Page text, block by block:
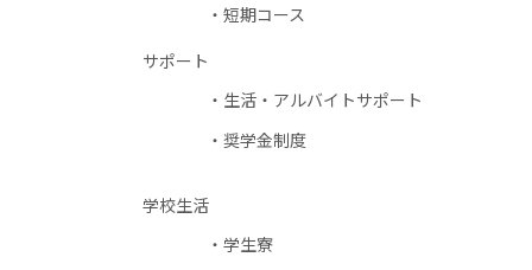
短期コース
サポート
生活・アルバイトサポート
奨学金制度
学校生活
学生寮